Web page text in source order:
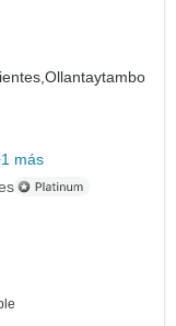
Ollantaytambo
más